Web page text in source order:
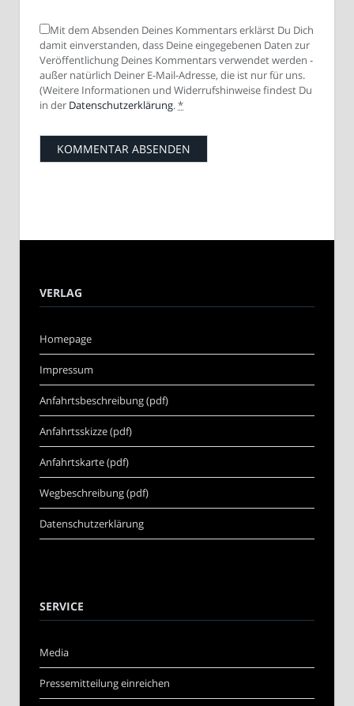
Mit dem Absenden Deines Kommentars erklärst Du Dich
damit einverstanden, dass Deine eingegebenen Daten zur
Veröffentlichung Deines Kommentars verwendet werden -
außer natürlich Deiner E-Mail-Adresse, die ist nur für uns.
(Weitere Informationen und Widerrufshinweise findest Du
in der Datenschutzerklärung.*
VERLAG
Homepage
Impressum
Anfahrtsbeschreibung (pdf)
Anfahrtsskizze (pdf)
Anfahrtskarte (pdf)
Wegbeschreibung (pdf)
Datenschutzerklärung
SERVICE
Media
Pressemitteilung einreichen